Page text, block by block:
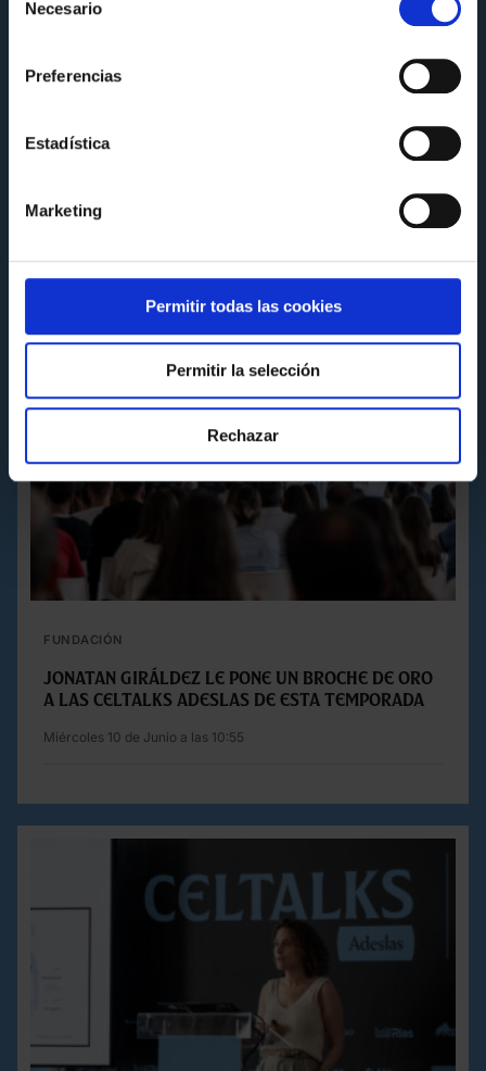
Necesario
Preferencias
Estadística
Marketing
Permitir todas las cookies
Permitir la selección
Rechazar
El Celta comparte su experiencia en
sostenibilidad en la jornada MentoringLAB
Miércoles 8 de Julio a las 14:14
FUNDACIÓN
JONATAN GIRÁLDEZ LE PONE UN BROCHE DE ORO
A LAS CELTALKS ADESLAS DE ESTA TEMPORADA
Miércoles 10 de Junio a las 10:55